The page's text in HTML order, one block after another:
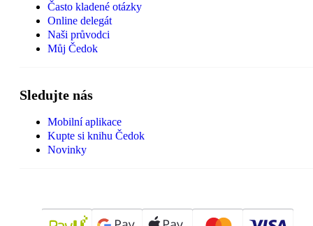
Často kladené otázky
Online delegát
Naši průvodci
Můj Čedok
Sledujte nás
Mobilní aplikace
Kupte si knihu Čedok
Novinky